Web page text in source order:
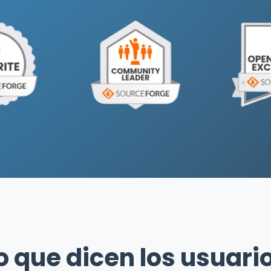
que dicen los